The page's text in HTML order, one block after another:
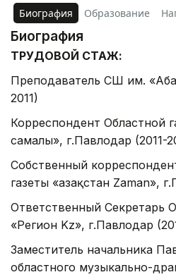
Биография Образование
Биография
ТРУДОВОЙ СТАЖ:
Преподаватель СШ им.
2011)
Корреспондент Областной
самалы», г.Павлодар (2011-
Собственный
газеты «Қазақстан Zaman»,
Ответственный Секретарь
«Регион Kz», г.Павлодар
Заместитель начальника
областного музыкально-